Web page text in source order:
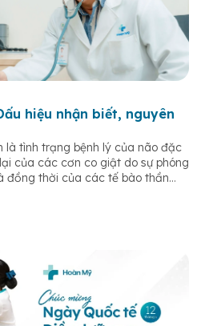
hiệu nhận biết, nguyên
là tình trạng bệnh lý của não đặc
của các cơn co giật do sự phóng
đồng thời của các tế bào thần